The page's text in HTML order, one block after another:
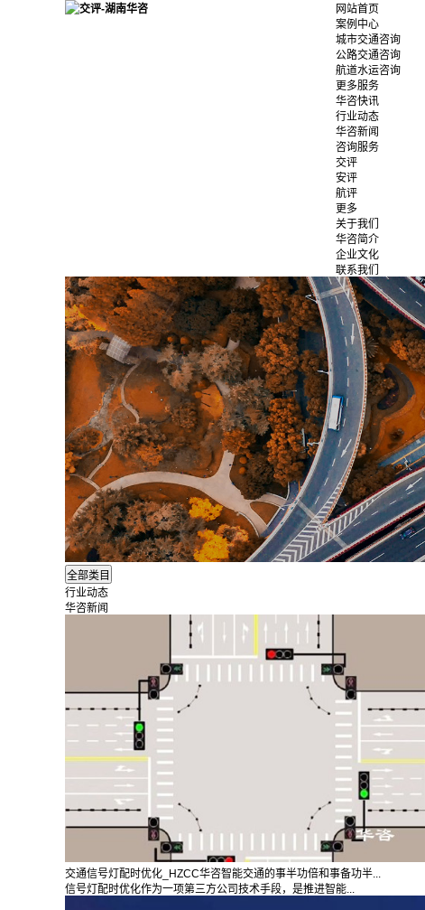
网站首页
案例中心
城市交通咨询
公路交通咨询
航道水运咨询
更多服务
华咨快讯
行业动态
华咨新闻
咨询服务
交评
安评
航评
更多
关于我们
华咨简介
企业文化
联系我们
行业动态
华咨新闻
交通信号灯配时优化_HZCC华咨智能交通的事半功倍和事备功半...
信号灯配时优化作为一项第三方公司技术手段，是推进智能...